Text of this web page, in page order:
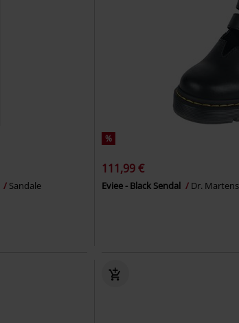
Sandale
%
111,99 €
Eviee - Black Sendal Dr. Martens